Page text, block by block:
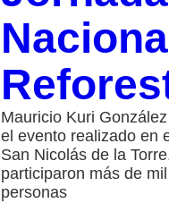
Mauricio Kuri
el evento realizado en
San Nicolás de la
participaron más de
personas